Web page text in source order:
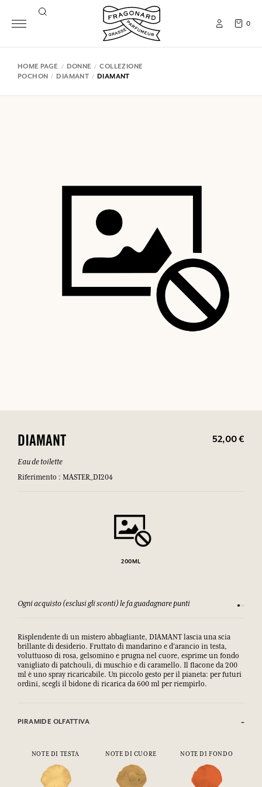
0
HOME PAGE DONNE
COLLEZIONE
POCHON
DIAMANT DIAMANT
DIAMANT 52,00 €
Eau de toilette
Riferimento : MASTER_DI204
200ML
Ogni acquisto (esclusi gli sconti) le fa guadagnare punti
Risplendente di un mistero abbagliante, DIAMANT lascia una scia
brillante di desiderio. Fruttato di mandarino e d'arancio in testa,
voluttuoso di rosa, gelsomino e prugna nel cuore, esprime un fondo
vanigliato di patchouli, di muschio e di caramello. Il flacone da 200
ml è uno spray ricaricabile. Un piccolo gesto per il pianeta: per futuri
ordini, scegli il bidone di ricarica da 600 ml per riempirlo.
PIRAMIDE OLFATTIVA
NOTE DI TESTA NOTE DI CUORE NOTE DI FONDO